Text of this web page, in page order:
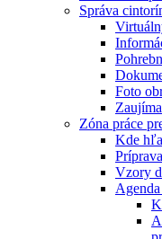
Správa
Foto
Zóna práce
Kde
Vzory